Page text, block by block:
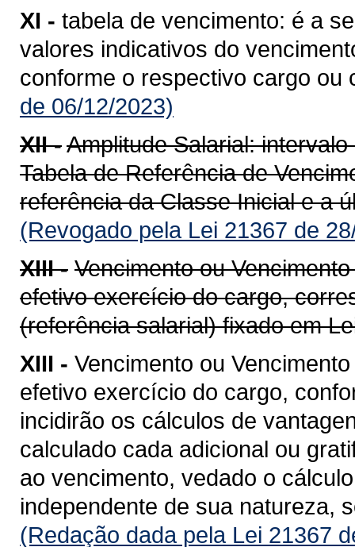
XI - tabela de vencimento: é a
valores indicativos do
conforme o respectivo cargo ou
de 06/12/2023)
XII -Amplitude Salarial:
Tabela de Referência de
referência da Classe Inicial e a
(Revogado pela Lei 21367 de
XIII - Vencimento ou
efetivo exercício do cargo,
(referência salarial) fixado em
XIII - Vencimento ou
efetivo exercício do cargo,
incidirão os cálculos de
calculado cada adicional ou
ao vencimento, vedado o
independente de sua natureza,
(Redação dada pela Lei 21367